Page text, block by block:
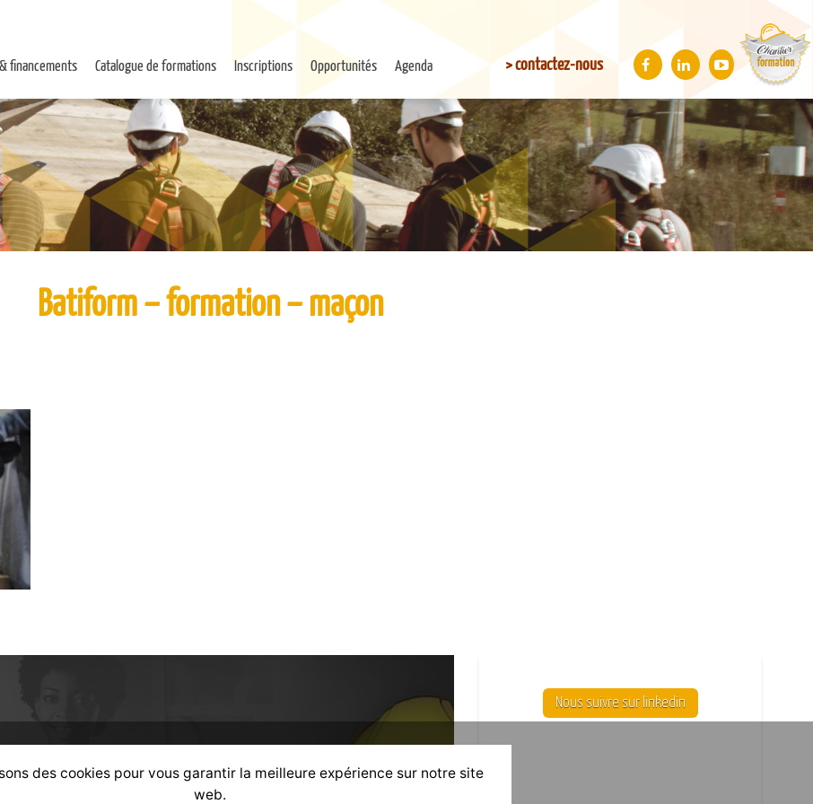
financements Catalogue de formations Inscriptions Opportunités Agenda > contactez-nous
Batiform – formation – maçon
Nous suivre sur linkedin
des cookies pour vous garantir la meilleure expérience sur notre site
web.